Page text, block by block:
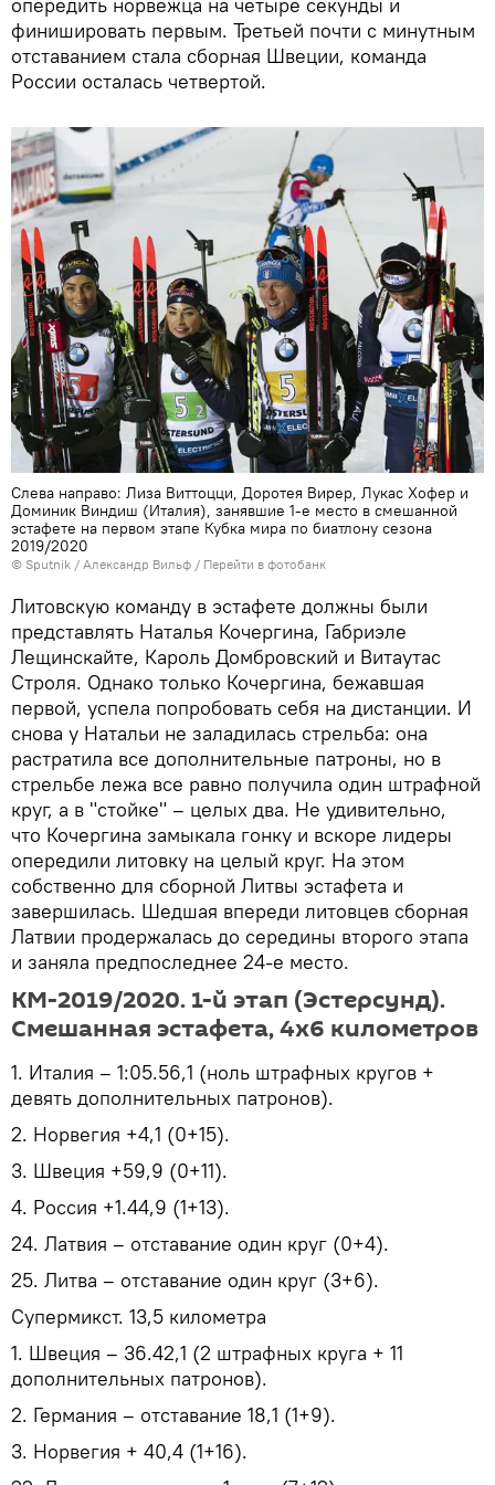
финишировать первым. Третьей почти с минутным
отставанием стала сборная Швеции, команда
России осталась четвертой.
Слева направо: Лиза Виттоцци, Доротея Вирер, Лукас Хофер и
Доминик Виндиш (Италия), занявшие 1-е место в смешанной
эстафете на первом этапе Кубка мира по биатлону сезона
2019/2020
© Sputnik / Александр Вильф / Перейти в фотобанк
Литовскую команду в эстафете должны были
представлять Наталья Кочергина, Габриэле
Лещинскайте, Кароль Домбровский и Витаутас
Строля. Однако только Кочергина, бежавшая
первой, успела попробовать себя на дистанции. И
снова у Натальи не заладилась стрельба: она
растратила все дополнительные патроны, но в
стрельбе лежа все равно получила один штрафной
круг, а в "стойке" – целых два. Не удивительно,
что Кочергина замыкала гонку и вскоре лидеры
опередили литовку на целый круг. На этом
собственно для сборной Литвы эстафета и
завершилась. Шедшая впереди литовцев сборная
Латвии продержалась до середины второго этапа
и заняла предпоследнее 24-е место.
КМ-2019/2020. 1-й этап (Эстерсунд).
Смешанная эстафета, 4х6 километров
1. Италия – 1:05.56,1 (ноль штрафных кругов +
девять дополнительных патронов).
2. Норвегия +4,1 (0+15).
3. Швеция +59,9 (0+11).
4. Россия +1.44,9 (1+13).
24. Латвия – отставание один круг (0+4).
25. Литва – отставание один круг (3+6).
Супермикст. 13,5 километра
1. Швеция – 36.42,1 (2 штрафных круга + 11
дополнительных патронов).
2. Германия – отставание 18,1 (1+9).
3. Норвегия + 40,4 (1+16).